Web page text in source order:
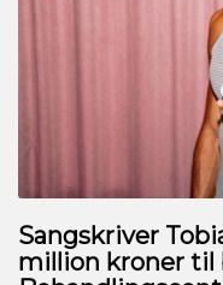
Sangskriver
million kroner til